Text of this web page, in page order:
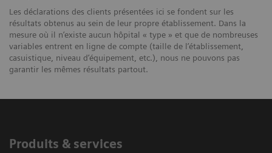
Les déclarations des clients présentées ici se fondent sur les
résultats obtenus au sein de leur propre établissement. Dans la
mesure où il n’existe aucun hôpital « type » et que de nombreuses
variables entrent en ligne de compte (taille de l’établissement,
casuistique, niveau d’équipement, etc.), nous ne pouvons pas
garantir les mêmes résultats partout.
Produits & services